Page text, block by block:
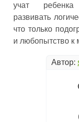
учат ребенка
развивать
что только
и любопытство к
Автор: